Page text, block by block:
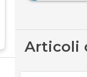
Articoli